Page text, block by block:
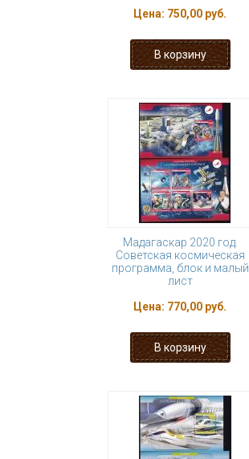
Цена: 750,00 руб.
Мадагаскар 2020 год.
Советская космическая
программа, блок и малый
лист
Цена: 770,00 руб.